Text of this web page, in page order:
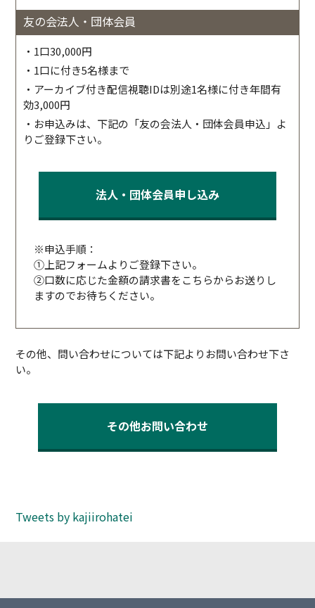
友の会法人・団体会員
・1口30,000円
・1口に付き5名様まで
・アーカイブ付き配信視聴IDは別途1名様に付き年間有
効3,000円
・お申込みは、下記の「友の会法人・団体会員申込」よ
りご登録下さい。
法人・団体会員申し込み
※申込手順：
①上記フォームよりご登録下さい。
②口数に応じた金額の請求書をこちらからお送りし
ますのでお待ちください。
その他、問い合わせについては下記よりお問い合わせ下さ
い。
その他お問い合わせ
Tweets by kajiirohatei